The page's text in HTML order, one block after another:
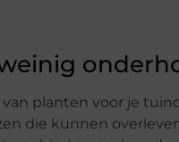
planten voor je
die kunnen